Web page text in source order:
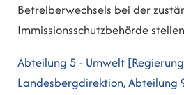
Betreiberwechsels bei der
Immissionsschutzbehörde
Abteilung 5 - Umwelt
Landesbergdirektion, Abteilung